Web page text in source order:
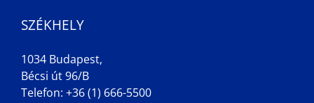
SZÉKHELY
1034 Budapest,
Bécsi út 96/B
Telefon: +36 (1) 666-5500